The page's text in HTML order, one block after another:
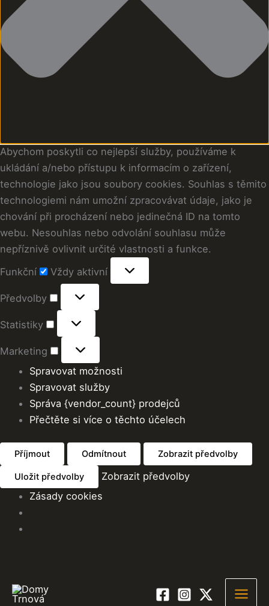
Abychom poskytli co nejlepší služby, používáme k
ukládání a/nebo přístupu k informacím o zařízení,
technologie jako jsou soubory cookies. Souhlas s těmito
technologiemi nám umožní zpracovávat údaje, jako je
chování při procházení nebo jedinečná ID na tomto
webu. Nesouhlas nebo odvolání souhlasu může
nepříznivě ovlivnit určité vlastnosti a funkce.
Funkční
Vždy aktivní
Předvolby
Statistiky
Marketing
Spravovat možnosti
Spravovat služby
Správa {vendor_count} prodejců
Přečtěte si více o těchto účelech
Příjmout Odmítnout Zobrazit předvolby
Uložit předvolby
Zobrazit předvolby
Zásady cookies